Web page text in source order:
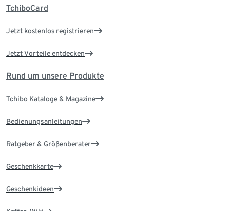
TchiboCard
Jetzt kostenlos registrieren
Jetzt Vorteile entdecken
Rund um unsere Produkte
Tchibo Kataloge & Magazine
Bedienungsanleitungen
Ratgeber & Größenberater
Geschenkkarte
Geschenkideen